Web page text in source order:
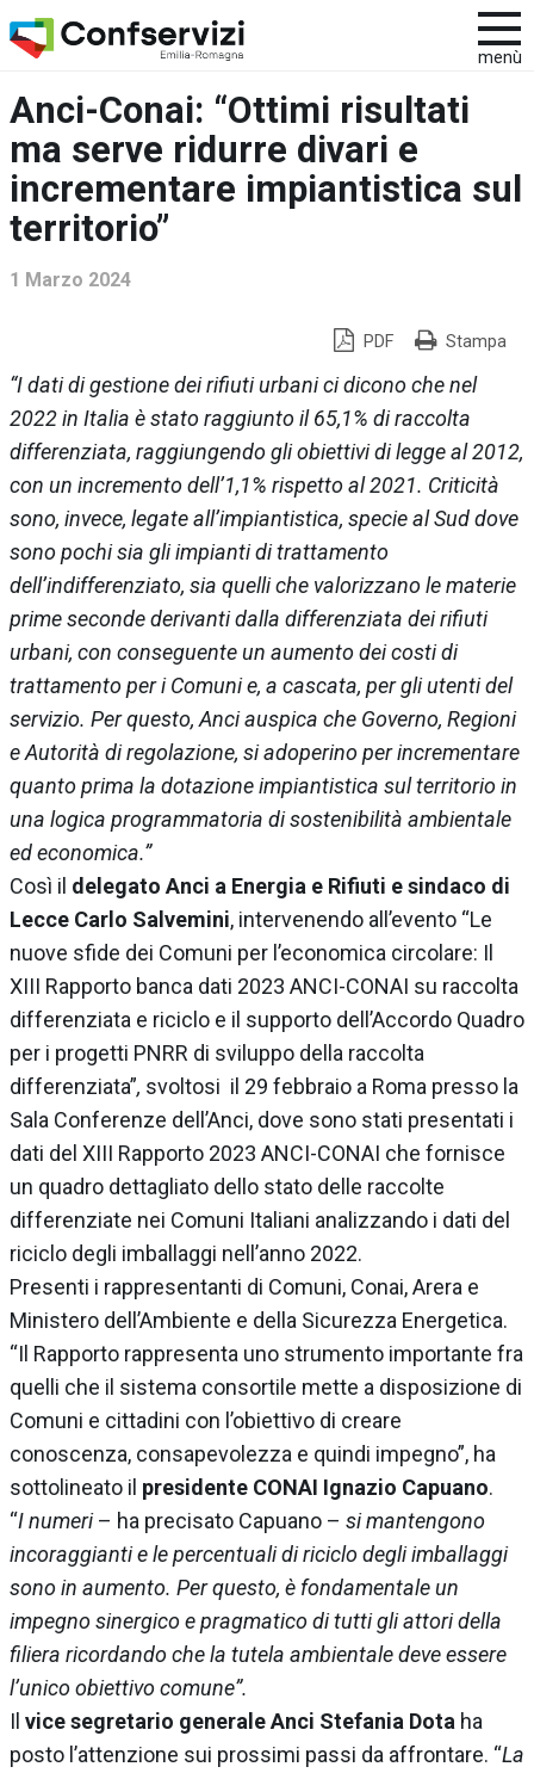
menù
Anci-Conai: “Ottimi risultati
ma serve ridurre divari e
incrementare impiantistica sul
territorio”
1 Marzo 2024
PDF Stampa
“I dati di gestione dei rifiuti urbani ci dicono che nel
2022 in Italia è stato raggiunto il 65,1% di raccolta
differenziata, raggiungendo gli obiettivi di legge al 2012,
con un incremento dell’1,1% rispetto al 2021. Criticità
sono, invece, legate all’impiantistica, specie al Sud dove
sono pochi sia gli impianti di trattamento
dell’indifferenziato, sia quelli che valorizzano le materie
prime seconde derivanti dalla differenziata dei rifiuti
urbani, con conseguente un aumento dei costi di
trattamento per i Comuni e, a cascata, per gli utenti del
servizio. Per questo, Anci auspica che Governo, Regioni
e Autorità di regolazione, si adoperino per incrementare
quanto prima la dotazione impiantistica sul territorio in
una logica programmatoria di sostenibilità ambientale
ed economica.”
Così il delegato Anci a Energia e Rifiuti e sindaco di
Lecce Carlo Salvemini, intervenendo all’evento “Le
nuove sfide dei Comuni per l’economica circolare: Il
XIII Rapporto banca dati 2023 ANCI-CONAI su raccolta
differenziata e riciclo e il supporto dell’Accordo Quadro
per i progetti PNRR di sviluppo della raccolta
differenziata”, svoltosi il 29 febbraio a Roma presso la
Sala Conferenze dell’Anci, dove sono stati presentati i
dati del XIII Rapporto 2023 ANCI-CONAI che fornisce
un quadro dettagliato dello stato delle raccolte
differenziate nei Comuni Italiani analizzando i dati del
riciclo degli imballaggi nell’anno 2022.
Presenti i rappresentanti di Comuni, Conai, Arera e
Ministero dell’Ambiente e della Sicurezza Energetica.
“Il Rapporto rappresenta uno strumento importante fra
quelli che il sistema consortile mette a disposizione di
Comuni e cittadini con l’obiettivo di creare
conoscenza, consapevolezza e quindi impegno”, ha
sottolineato il presidente CONAI Ignazio Capuano.
“I numeri– ha precisato Capuano – si mantengono
incoraggianti e le percentuali di riciclo degli imballaggi
sono in aumento. Per questo, è fondamentale un
impegno sinergico e pragmatico di tutti gli attori della
filiera ricordando che la tutela ambientale deve essere
l’unico obiettivo comune”.
Il vice segretario generale Anci Stefania Dota ha
posto l’attenzione sui prossimi passi da affrontare. “La